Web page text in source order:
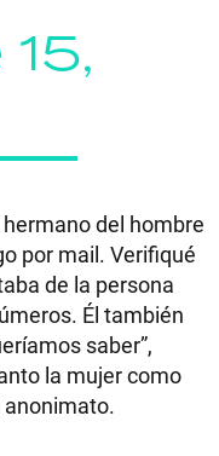
del hombre
por mail. Verifiqué
de la persona
Él también
saber”,
la mujer como
anonimato.